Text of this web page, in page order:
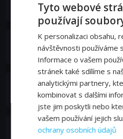
Eddie Bucks
Don Scribner
Walter
Amber Wegner
Beth Johnson
Joseph Lopez
Tyto webové
používají
K personalizaci obsahu,
návštěvnosti používáme
Informace o vašem
stránek také sdílíme s
analytickými partnery,
kombinovat s dalšími
jste jim poskytli nebo
vašem používání jejich
ochrany osobních údajů